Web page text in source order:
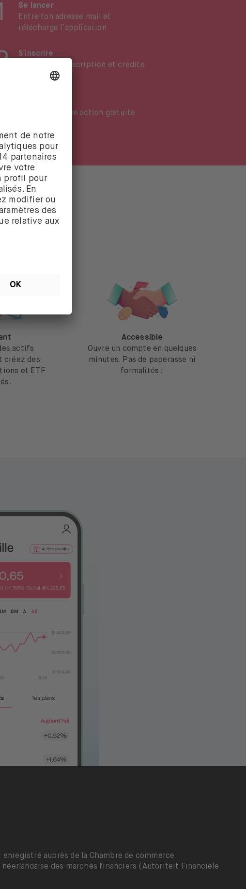
Se lancer
Entre ton adresse mail et
télécharge l'application
S'inscrire
Termine ton inscription et crédite
ton compte
Toi obtenez une action gratuite
?
actifs
créez des
et ETF
Accessible
Ouvre un compte en quelques
minutes. Pas de paperasse ni
formalités !
auprès de la Chambre de commerce
néerlandaise des marchés financiers (Autoriteit Financiële